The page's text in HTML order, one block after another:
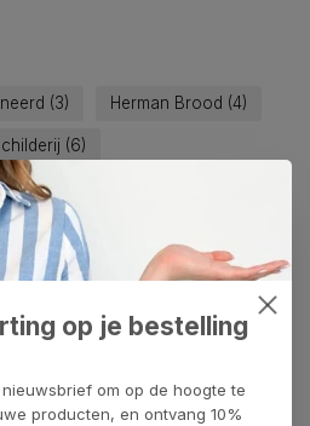
(3) Herman Brood (4)
(6)
vraag over dit
u graag via 06-23643267
op je bestelling
om op de hoogte te
producten, en ontvang 10%